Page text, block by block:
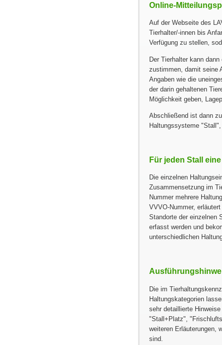
Online-
Auf der Webseite des
Tierhalter/-innen bis
Verfügung zu stellen,
Der Tierhalter kann
zustimmen, damit seine
Angaben wie die
der darin gehaltenen
Möglichkeit geben,
Abschließend ist dann
Haltungssysteme Stall
Für jeden Stall
Die einzelnen
Zusammensetzung im
Nummer mehrere
VVVO-Nummer,
Standorte der einzelnen
erfasst werden und
unterschiedlichen
Die im
Haltungskategorien
sehr detaillierte
Stall+Platz
weiteren Erläuterungen,
sind.